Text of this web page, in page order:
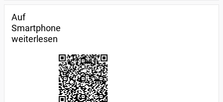
Auf
Smartphone
weiterlesen